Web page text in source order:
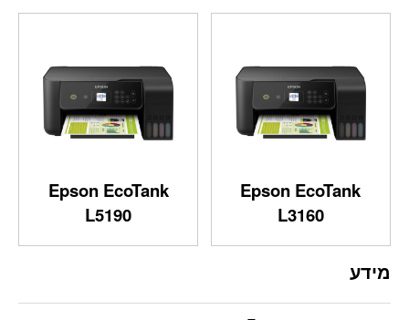
Epson EcoTank
L3160
Epson EcoTank
L5190
מידע